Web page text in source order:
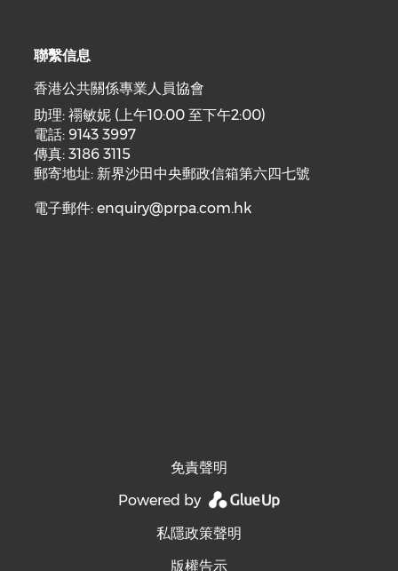
聯繫信息
香港公共關係專業人員協會
助理: 禤敏妮 (上午10:00 至下午2:00)
電話: 9143 3997
傳真: 3186 3115
郵寄地址: 新界沙田中央郵政信箱第六四七號
電子郵件:enquiry@prpa.com.hk
免責聲明
Powered by
私隱政策聲明
版權告示